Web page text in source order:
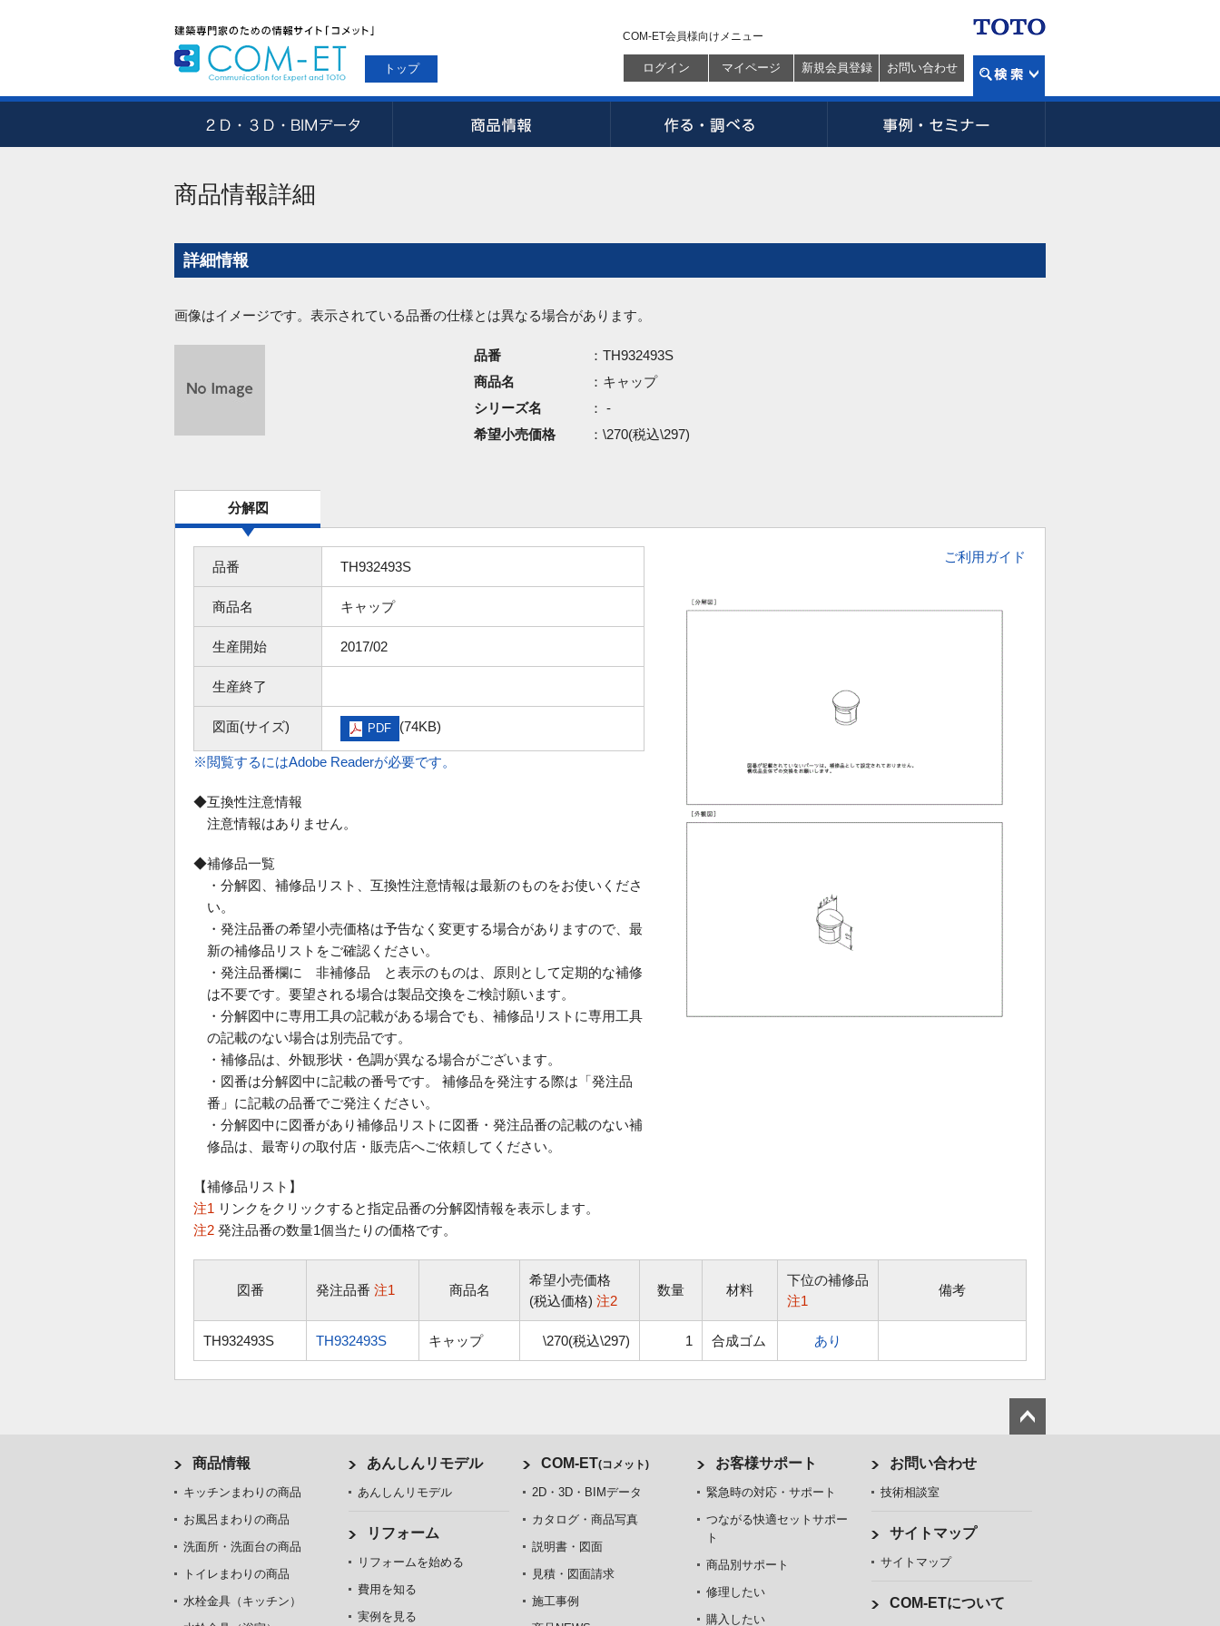
トップ
COM-ET会員様向けメニュー
ログイン マイページ 新規会員登録 お問い合わせ
商品情報詳細
詳細情報
画像はイメージです。表示されている品番の仕様とは異なる場合があります。
品番
：TH932493S
商品名
：キャップ
シリーズ名
： -
希望小売価格
：\270(税込\297)
分解図
品番 TH932493S
商品名 キャップ
生産開始 2017/02
生産終了
図面(サイズ) PDF (74KB)
※閲覧するにはAdobe Readerが必要です。
◆互換性注意情報
注意情報はありません。
◆補修品一覧
・分解図、補修品リスト、互換性注意情報は最新のものをお使いくださ
い。
・発注品番の希望小売価格は予告なく変更する場合がありますので、最
新の補修品リストをご確認ください。
・発注品番欄に 非補修品 と表示のものは、原則として定期的な補修
は不要です。要望される場合は製品交換をご検討願います。
・分解図中に専用工具の記載がある場合でも、補修品リストに専用工具
の記載のない場合は別売品です。
・補修品は、外観形状・色調が異なる場合がございます。
・図番は分解図中に記載の番号です。 補修品を発注する際は「発注品
番」に記載の品番でご発注ください。
・分解図中に図番があり補修品リストに図番・発注品番の記載のない補
修品は、最寄りの取付店・販売店へご依頼してください。
ご利用ガイド
【補修品リスト】
注1 リンクをクリックすると指定品番の分解図情報を表示します。
注2 発注品番の数量1個当たりの価格です。
図番 発注品番 注1 商品名
希望小売価格
(税込価格) 注2
数量 材料
下位の補修品
注1
備考
TH932493S TH932493S キャップ \270(税込\297) 1 合成ゴム あり
商品情報
キッチンまわりの商品
お風呂まわりの商品
洗面所・洗面台の商品
トイレまわりの商品
水栓金具（キッチン）
あんしんリモデル
あんしんリモデル
リフォーム
リフォームを始める
費用を知る
実例を見る
COM-ET(コメット)
2D・3D・BIMデータ
カタログ・商品写真
説明書・図面
見積・図面請求
施工事例
お客様サポート
緊急時の対応・サポート
つながる快適セットサポー
ト
商品別サポート
修理したい
購入したい
お問い合わせ
技術相談室
サイトマップ
サイトマップ
COM-ETについて